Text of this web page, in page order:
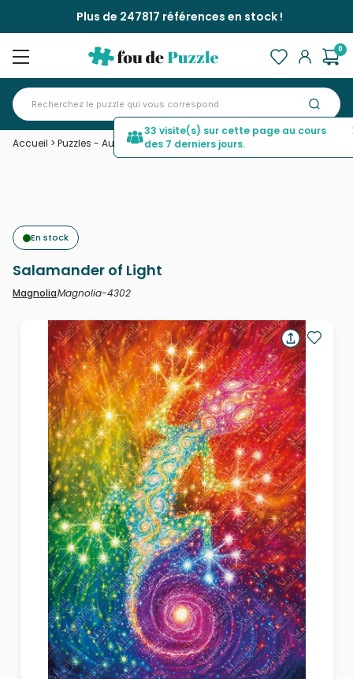
Plus de 247817 références en stock !
0
Accueil > Puzzles - Autres animaux >Salamander of Light
En stock
Salamander of Light
MagnoliaMagnolia-4302
33 visite(s) sur cette page au cours
des 7 derniers jours.